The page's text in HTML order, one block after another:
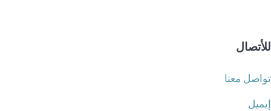
للأتصال
تواصل معنا
إيميل